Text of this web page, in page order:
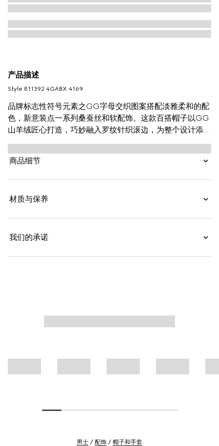
产品描述
Style ‎811392 4GABX 4169
品牌标志性符号元素之GG字母交织图案搭配淡雅柔和的配
色，新意装点一系列桑蚕丝和软配饰。这款百搭帽子以GG
山羊绒匠心打造，巧妙融入罗纹针织滚边，为整个设计添饰
点睛之笔。
商品细节
材质与保养
我们的承诺
男士 配饰 帽子和手套